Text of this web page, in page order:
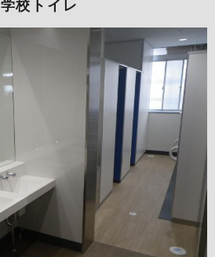
学校トイレ